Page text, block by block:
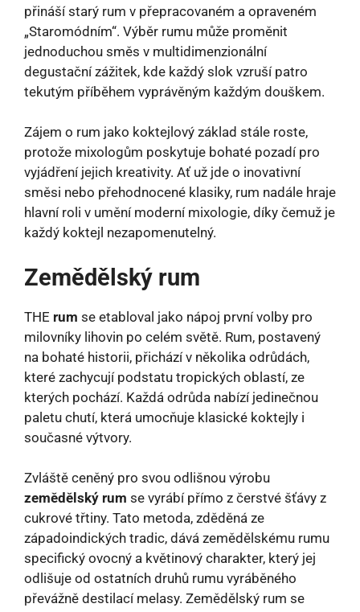
přináší starý rum v přepracovaném a opraveném
„Staromódním“. Výběr rumu může proměnit
jednoduchou směs v multidimenzionální
degustační zážitek, kde každý slok vzruší patro
tekutým příběhem vyprávěným každým douškem.
Zájem o rum jako koktejlový základ stále roste,
protože mixologům poskytuje bohaté pozadí pro
vyjádření jejich kreativity. Ať už jde o inovativní
směsi nebo přehodnocené klasiky, rum nadále hraje
hlavní roli v umění moderní mixologie, díky čemuž je
každý koktejl nezapomenutelný.
Zemědělský rum
THE rum se etabloval jako nápoj první volby pro
milovníky lihovin po celém světě. Rum, postavený
na bohaté historii, přichází v několika odrůdách,
které zachycují podstatu tropických oblastí, ze
kterých pochází. Každá odrůda nabízí jedinečnou
paletu chutí, která umocňuje klasické koktejly i
současné výtvory.
Zvláště ceněný pro svou odlišnou výrobu
zemědělský rum se vyrábí přímo z čerstvé šťávy z
cukrové třtiny. Tato metoda, zděděná ze
západoindických tradic, dává zemědělskému rumu
specifický ovocný a květinový charakter, který jej
odlišuje od ostatních druhů rumu vyráběného
převážně destilací melasy. Zemědělský rum se